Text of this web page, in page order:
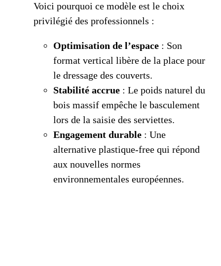
Voici pourquoi ce modèle est le choix
privilégié des professionnels :
Optimisation de l’espace : Son
format vertical libère de la place pour
le dressage des couverts.
Stabilité accrue : Le poids naturel du
bois massif empêche le basculement
lors de la saisie des serviettes.
Engagement durable : Une
alternative plastique-free qui répond
aux nouvelles normes
environnementales européennes.